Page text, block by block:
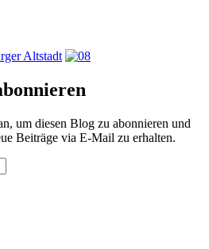
um diesen Blog zu abonnieren und
Beiträge via E-Mail zu erhalten.